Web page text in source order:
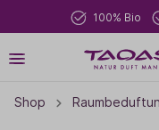
100% Bio
Shop